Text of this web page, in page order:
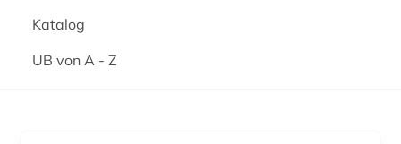
Katalog
UB von A - Z